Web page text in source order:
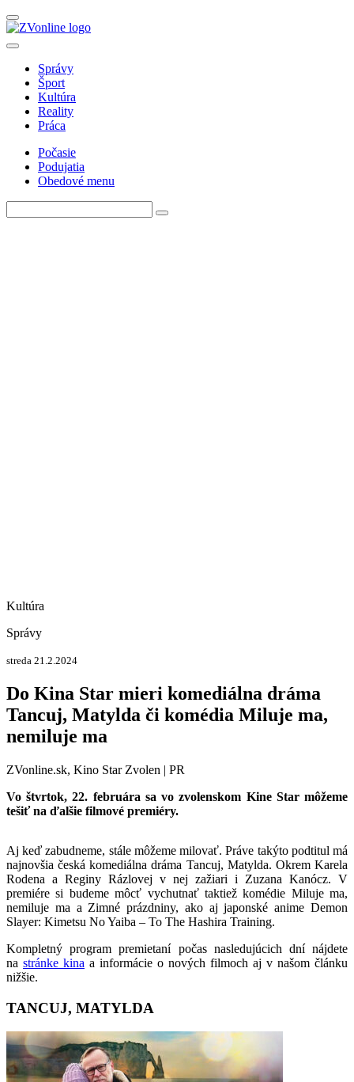
Správy
Šport
Kultúra
Reality
Práca
Počasie
Podujatia
Obedové menu
Kultúra
Správy
streda 21.2.2024
Do Kina Star mieri komediálna dráma
Tancuj, Matylda či komédia Miluje ma,
nemiluje ma
ZVonline.sk, Kino Star Zvolen | PR
Vo štvrtok, 22. februára sa vo zvolenskom Kine Star môžeme
tešiť na ďalšie filmové premiéry.
Aj keď zabudneme, stále môžeme milovať. Práve takýto podtitul má
najnovšia česká komediálna dráma Tancuj, Matylda. Okrem Karela
Rodena a Reginy Rázlovej v nej zažiari i Zuzana Kanócz. V
premiére si budeme môcť vychutnať taktiež komédie Miluje ma,
nemiluje ma a Zimné prázdniny, ako aj japonské anime Demon
Slayer: Kimetsu No Yaiba – To The Hashira Training.
Kompletný program premietaní počas nasledujúcich dní nájdete
na stránke kina a informácie o nových filmoch aj v našom článku
nižšie.
TANCUJ, MATYLDA